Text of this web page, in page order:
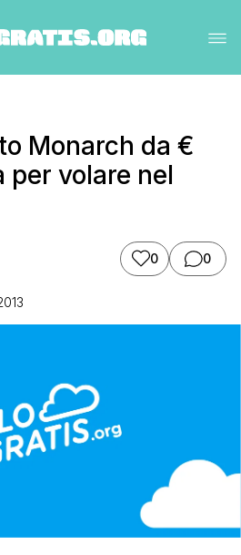
Monarch da €
per volare nel
0 0